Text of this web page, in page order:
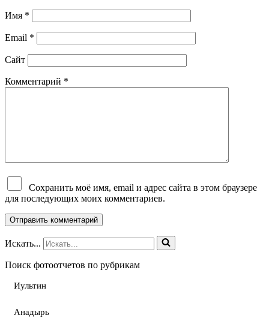
Имя *
Email *
Сайт
Комментарий *
Сохранить моё имя, email и адрес сайта в этом браузере
для последующих моих комментариев.
Искать...
Поиск фотоотчетов по рубрикам
Иультин
Анадырь